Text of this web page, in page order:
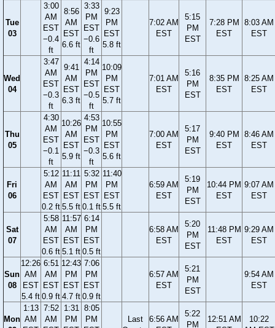
Tue
03
3:00
AM
EST
−0.4
ft
8:56
AM
EST
6.6 ft
3:33
PM
EST
−0.6
ft
9:23
PM
EST
5.8 ft
7:02 AM
EST
5:15
PM
EST
7:28 PM
EST
8:03 AM
EST
Wed
04
3:47
AM
EST
−0.3
ft
9:41
AM
EST
6.3 ft
4:14
PM
EST
−0.5
ft
10:09
PM
EST
5.7 ft
7:01 AM
EST
5:16
PM
EST
8:35 PM
EST
8:25 AM
EST
Thu
05
4:30
AM
EST
−0.1
ft
10:26
AM
EST
5.9 ft
4:53
PM
EST
−0.3
ft
10:55
PM
EST
5.6 ft
7:00 AM
EST
5:17
PM
EST
9:40 PM
EST
8:46 AM
EST
Fri
06
5:12
AM
EST
0.2 ft
11:11
AM
EST
5.5 ft
5:32
PM
EST
0.1 ft
11:40
PM
EST
5.5 ft
6:59 AM
EST
5:19
PM
EST
10:44 PM
EST
9:07 AM
EST
Sat
07
5:58
AM
EST
0.6 ft
11:57
AM
EST
5.1 ft
6:14
PM
EST
0.5 ft
6:58 AM
EST
5:20
PM
EST
11:48 PM
EST
9:29 AM
EST
Sun
08
12:26
AM
EST
5.4 ft
6:51
AM
EST
0.9 ft
12:43
PM
EST
4.7 ft
7:06
PM
EST
0.9 ft
6:57 AM
EST
5:21
PM
EST
9:54 AM
EST
Mon
1:13
AM
7:52
AM
1:31
PM
8:05
PM
Last
6:56 AM
5:22
PM
12:51 AM
10:22